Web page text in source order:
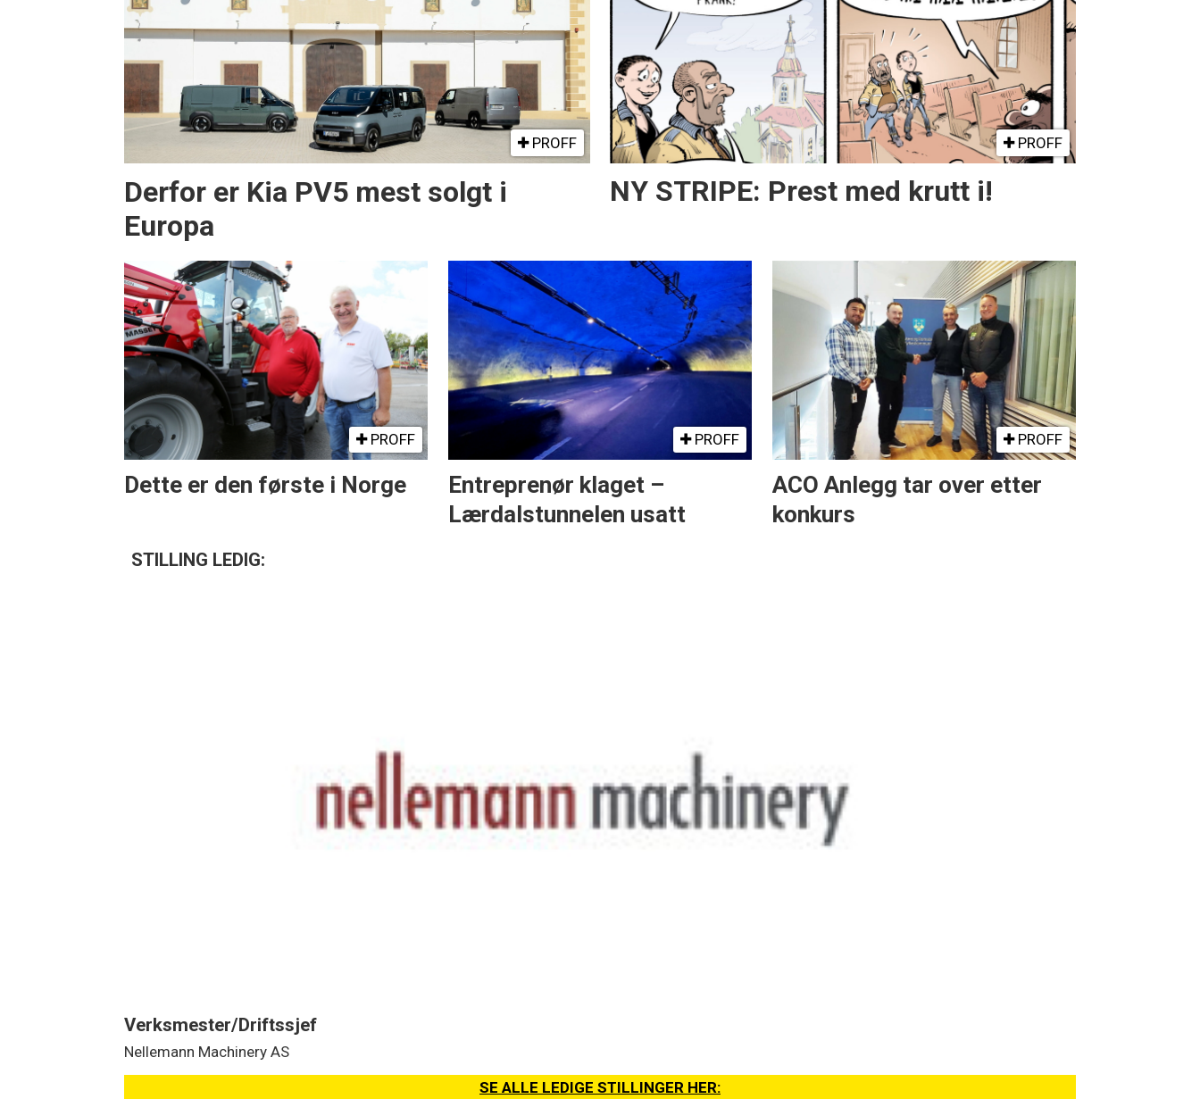
PROFF
Derfor er Kia PV5 mest solgt i
Europa
PROFF
NY STRIPE: Prest med krutt i!
PROFF
Dette er den første i Norge
PROFF
Entreprenør klaget –
Lærdalstunnelen usatt
PROFF
ACO Anlegg tar over etter
konkurs
STILLING LEDIG:
Verksmester/Driftssjef
Nellemann Machinery AS
SE ALLE LEDIGE STILLINGER HER: